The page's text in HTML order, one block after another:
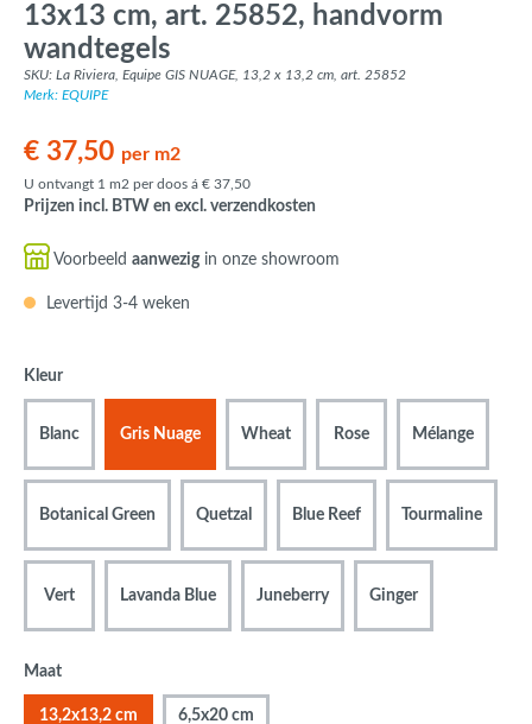
13x13 cm, art. 25852, handvorm
wandtegels
SKU: La Riviera, Equipe GIS NUAGE, 13,2 x 13,2 cm, art. 25852
Merk: EQUIPE
€ 37,50 per m2
U ontvangt 1 m2 per doos á € 37,50
Prijzen incl. BTW en excl. verzendkosten
Voorbeeld aanwezigin onze showroom
Levertijd 3-4 weken
Kleur
Blanc Gris Nuage Wheat Rose Mélange
Botanical Green Quetzal Blue Reef Tourmaline
Vert Lavanda Blue Juneberry Ginger
Maat
13,2x13,2 cm 6,5x20 cm